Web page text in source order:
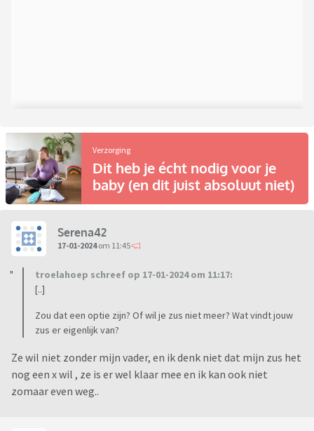
Verzorging
Dit heb je écht nodig voor je
baby (en dit juist absoluut niet)
Serena42
17-01-2024om 11:45
troelahoep schreef op 17-01-2024 om 11:17:
[..]
Zou dat een optie zijn? Of wil je zus niet meer? Wat vindt jouw
zus er eigenlijk van?
Ze wil niet zonder mijn vader, en ik denk niet dat mijn zus het
nog een x wil , ze is er wel klaar mee en ik kan ook niet
zomaar even weg..